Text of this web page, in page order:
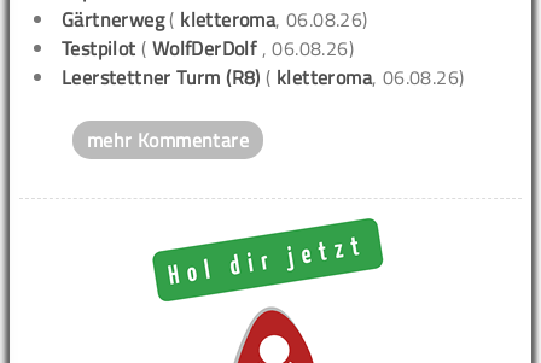
Gärtnerweg( kletteroma, 06.08.26)
Testpilot ( WolfDerDolf , 06.08.26)
Leerstettner Turm (R8) ( kletteroma, 06.08.26)
mehr Kommentare